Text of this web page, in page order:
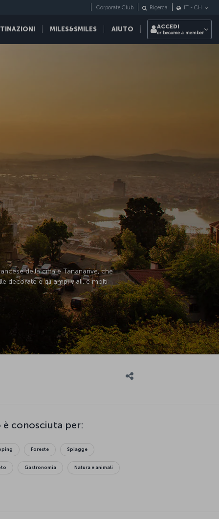
MILES&SMILES AIUTO
Corporate Club Ricerca IT - CH
ACCEDI
or become a member
della città è Tananarive, che
decorate e gli ampi viali, e molti
è conosciuta per:
Foreste Spiagge
Gastronomia Natura e animali